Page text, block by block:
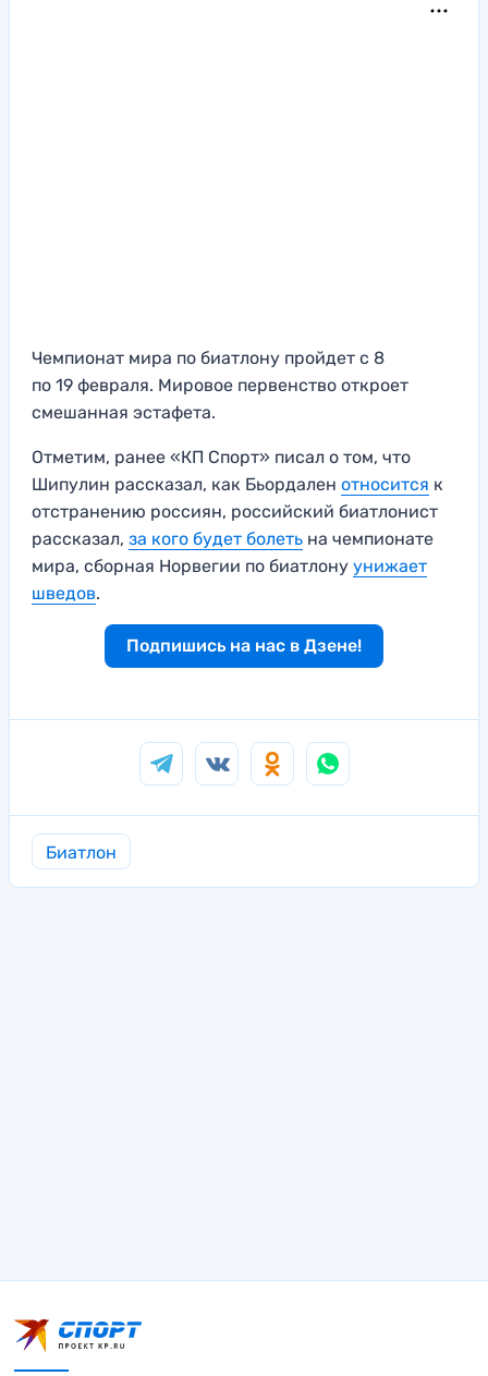
Чемпионат мира по биатлону пройдет с 8
по 19 февраля. Мировое первенство откроет
смешанная эстафета.
Отметим, ранее «КП Спорт» писал о том, что
Шипулин рассказал, как Бьордален относится к
отстранению россиян, российский биатлонист
рассказал, за кого будет болеть на чемпионате
мира, сборная Норвегии по биатлону унижает
шведов.
Подпишись на нас в Дзене!
Биатлон